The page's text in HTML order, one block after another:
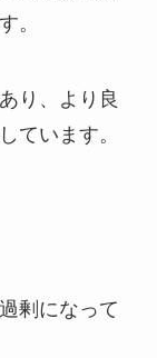
。
り、より良
ています。
剰になって